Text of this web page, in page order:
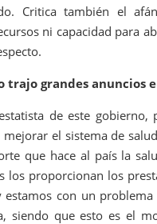
Critica también el
ni capacidad para
trajo grandes anuncios
de este
el sistema de
que hace al país la
los proporcionan los
estamos con un
siendo que esto es el